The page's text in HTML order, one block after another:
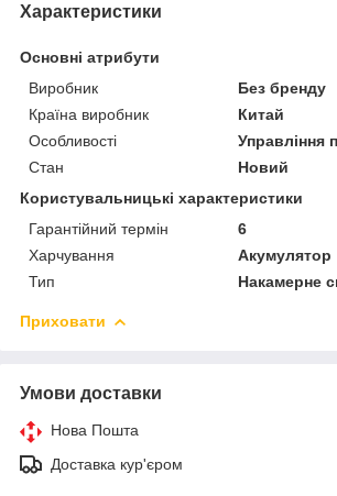
Характеристики
Основні атрибути
Виробник
Без бренду
Країна виробник
Китай
Особливості
Управління
Стан
Новий
Користувальницькі характеристики
Гарантійний термін
6
Харчування
Акумулятор
Тип
Накамерне
Приховати
Умови доставки
Нова Пошта
Доставка кур'єром